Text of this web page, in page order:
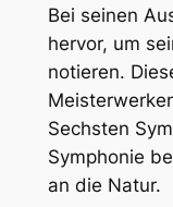
Bei seinen
hervor, um
notieren.
Sechsten
Symphonie
an die Natur.